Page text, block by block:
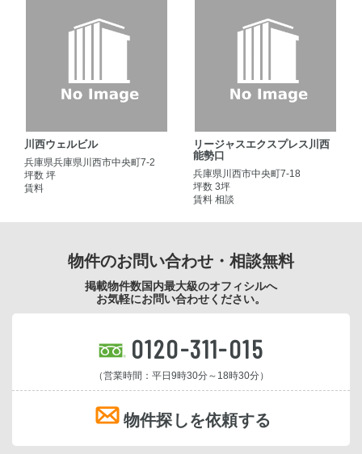
川西ウェルビル
兵庫県兵庫県川西市中央町7-2
坪数 坪
賃料
リージャスエクスプレス川西
能勢口
兵庫県川西市中央町7-18
坪数 3坪
賃料 相談
物件のお問い合わせ・相談無料
掲載物件数国内最大級のオフィシルへ
お気軽にお問い合わせください。
0120-311-015
（営業時間：平日9時30分～18時30分）
物件探しを依頼する